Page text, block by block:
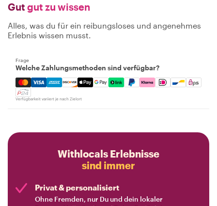
Gut gut zu wissen
Alles, was du für ein reibungsloses und angenehmes
Erlebnis wissen musst.
Frage
Welche Zahlungsmethoden sind verfügbar?
Mastercard, Visa, Amex, Discover, Apple Pay, Google
Verfügbarkeit variiert je nach Zielort
Withlocals Erlebnisse
sind immer
Privat & personalisiert
Ohne Fremden, nur Du und dein lokaler